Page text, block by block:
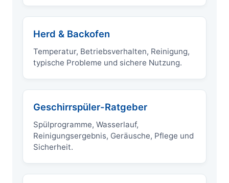
Herd & Backofen
Temperatur, Betriebsverhalten, Reinigung,
typische Probleme und sichere Nutzung.
Geschirrspüler-Ratgeber
Spülprogramme, Wasserlauf,
Reinigungsergebnis, Geräusche, Pflege und
Sicherheit.